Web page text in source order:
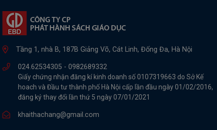
Tầng 1, nhà B, 187B Giảng Võ, Cát Linh, Đống Đa, Hà Nội
024.62534305 - 0982689332
Giấy chứng nhận đăng kí kinh doanh số 0107319663 do Sở Kế
hoach và Đầu tư thành phố Hà Nội cấp lần đầu ngày 01/02/2016,
đăng ký thay đổi lần thứ 5 ngày 07/01/2021
khaithachang@gmail.com